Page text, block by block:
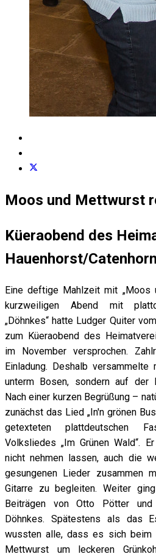
Moos und Mettwurst
Küeraobend des
Hauenhorst/Catenhorn
Eine deftige Mahlzeit mit „Moos
kurzweiligen Abend mit
„Döhnkes“ hatte Ludger Quiter
zum Küeraobend des
im November versprochen.
Einladung. Deshalb
unterm Bosen, sondern auf der
Nach einer kurzen Begrüßung –
zunächst das Lied „In'n grönen
getexteten plattdeutschen
Volksliedes „Im Grünen Wald“.
nicht nehmen lassen, auch die
gesungenen Lieder zusammen
Gitarre zu begleiten. Weiter
Beiträgen von Otto Pötter und
Döhnkes. Spätestens als das
wussten alle, dass es sich beim
Mettwurst um leckeren